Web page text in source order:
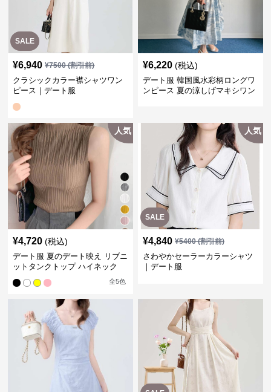
SALE
¥6,940 ¥7500(割引前)
クラシックカラー襟シャツワン
ピース｜デート服
¥6,220 (税込)
デート服 韓国風水彩柄ロングワ
ンピース 夏の涼しげマキシワン
人気
¥4,720 (税込)
デート服 夏のデート映え リブニ
ットタンクトップ ハイネック
全5色
SALE
人気
¥4,840 ¥5400(割引前)
さわやかセーラーカラーシャツ
｜デート服